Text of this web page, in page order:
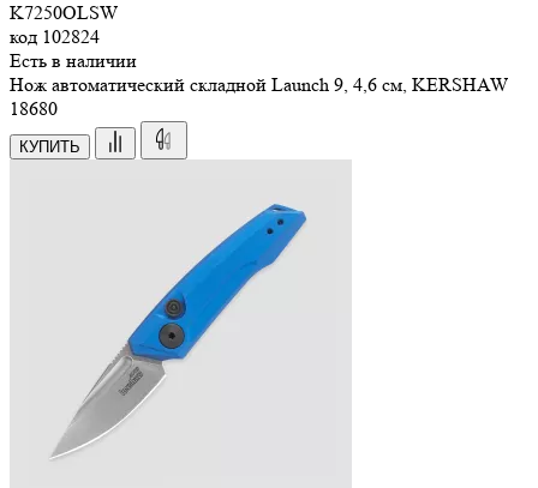
K7250OLSW
код 102824
Есть в наличии
Нож автоматический складной Launch 9, 4,6 см, KERSHAW
18680
КУПИТЬ